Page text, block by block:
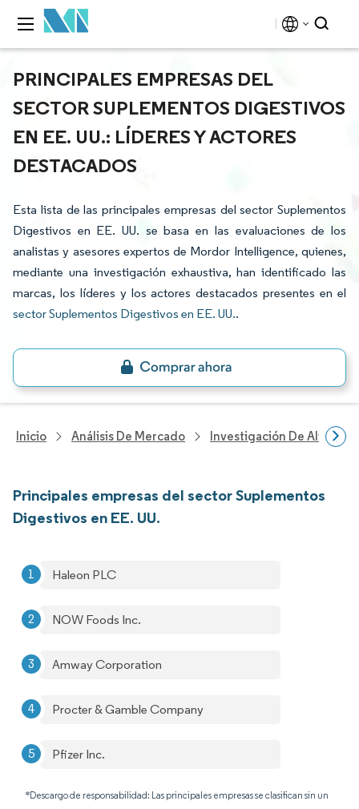
PRINCIPALES EMPRESAS DEL
SECTOR SUPLEMENTOS DIGESTIVOS
EN EE. UU.: LÍDERES Y ACTORES
DESTACADOS
Esta lista de las principales empresas del sector Suplementos
Digestivos en EE. UU. se basa en las evaluaciones de los
analistas y asesores expertos de Mordor Intelligence, quienes,
mediante una investigación exhaustiva, han identificado las
marcas, los líderes y los actores destacados presentes en el
sector Suplementos Digestivos en EE. UU..
Inicio Análisis De Mercado Investigación De
Principales empresas del sector Suplementos
Digestivos en EE. UU.
Haleon PLC
NOW Foods Inc.
Amway Corporation
Procter & Gamble Company
Pfizer Inc.
*Descargo de responsabilidad: Las principales empresas se clasifican sin un